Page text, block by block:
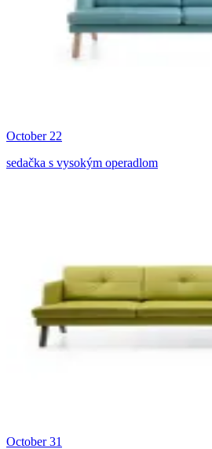
October 22
sedačka s vysokým operadlom
October 31